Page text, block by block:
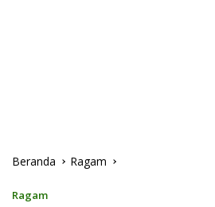
Beranda Ragam
Ragam